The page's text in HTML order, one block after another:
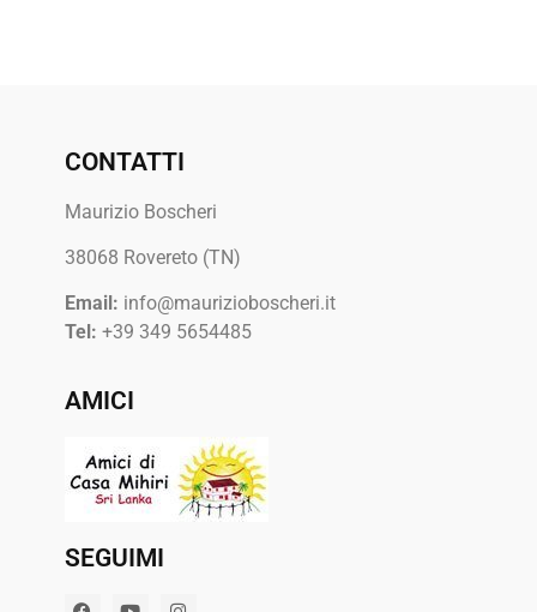
CONTATTI
Maurizio Boscheri
38068 Rovereto (TN)
Email: info@maurizioboscheri.it
Tel: +39 349 5654485
AMICI
SEGUIMI